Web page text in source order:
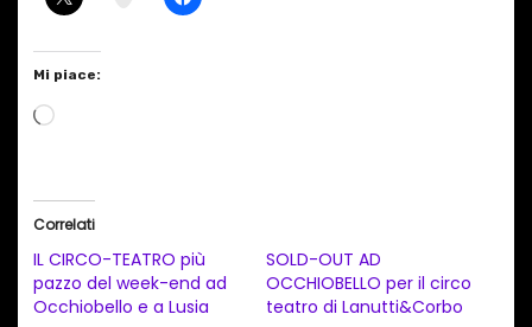
Mi piace:
C
a
m
Correlati
IL CIRCO-TEATRO più
pazzo del week-end ad
Occhiobello e a Lusia
SOLD-OUT AD
OCCHIOBELLO per il circo
teatro di Lanutti&Corbo